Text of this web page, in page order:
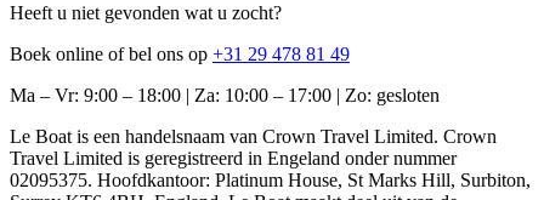
Heeft u niet gevonden wat u zocht?
Boek online of bel ons op +31 29 478 81 49
Ma – Vr: 9:00 – 18:00 | Za: 10:00 – 17:00 | Zo: gesloten
Le Boat is een handelsnaam van Crown Travel Limited. Crown
Travel Limited is geregistreerd in Engeland onder nummer
02095375. Hoofdkantoor: Platinum House, St Marks Hill, Surbiton,